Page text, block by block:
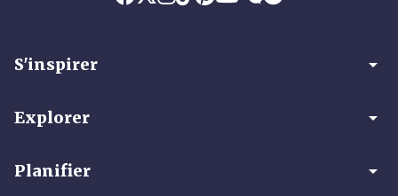
S'inspirer arrow_drop_down
Explorer arrow_drop_down
Planifier arrow_drop_down